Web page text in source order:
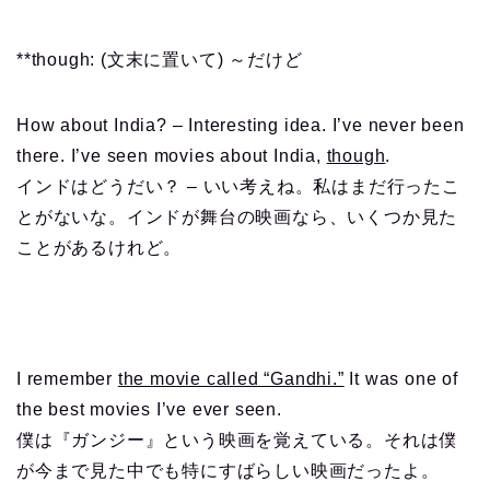
**though: (文末に置いて) ～だけど
How about India? – Interesting idea. I’ve never been
there. I’ve seen movies about India, though.
インドはどうだい？ – いい考えね。私はまだ行ったこ
とがないな。インドが舞台の映画なら、いくつか見た
ことがあるけれど。
I remember the movie called “Gandhi.” It was one of
the best movies I’ve ever seen.
僕は『ガンジー』という映画を覚えている。それは僕
が今まで見た中でも特にすばらしい映画だったよ。